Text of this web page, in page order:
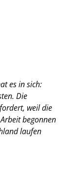
es in sich:
Die
weil die
begonnen
laufen